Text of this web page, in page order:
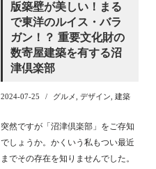
版築壁が美しい！まる
で東洋のルイス・バラ
ガン！？ 重要文化財の
数寄屋建築を有する沼
津倶楽部
2024-07-25 グルメ デザイン 建築
突然ですが「沼津倶楽部」をご存知
でしょうか。かくいう私もつい最近
までその存在を知りませんでした。